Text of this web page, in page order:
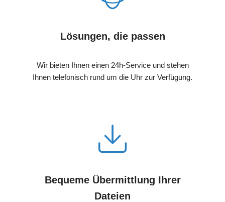
Lösungen, die passen
Wir bieten Ihnen einen 24h-Service und stehen
Ihnen telefonisch rund um die Uhr zur Verfügung.
Bequeme Übermittlung Ihrer
Dateien